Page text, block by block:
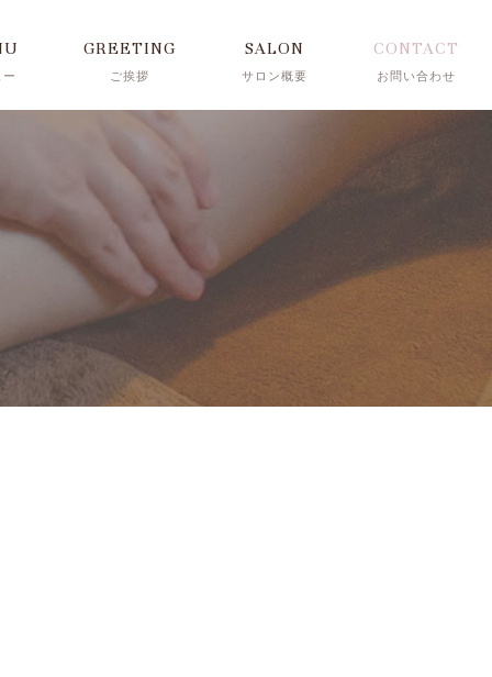
GREETING SALON CONTACT